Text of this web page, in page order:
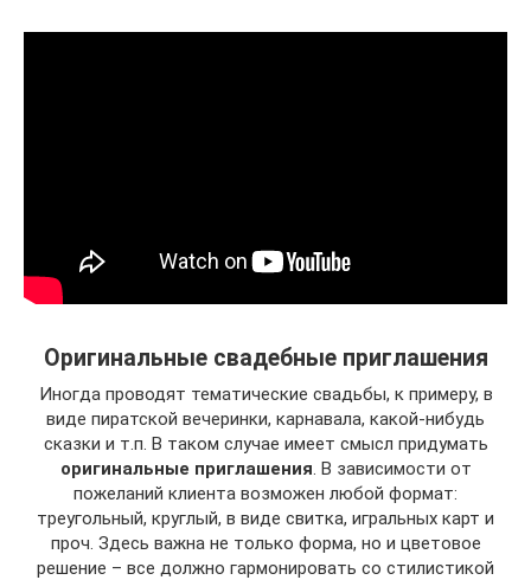
Оригинальные свадебные приглашения
Иногда проводят тематические свадьбы, к примеру, в
виде пиратской вечеринки, карнавала, какой-нибудь
сказки и т.п. В таком случае имеет смысл придумать
оригинальные приглашения . В зависимости от
пожеланий клиента возможен любой формат:
треугольный, круглый, в виде свитка, игральных карт и
проч. Здесь важна не только форма, но и цветовое
решение – все должно гармонировать со стилистикой